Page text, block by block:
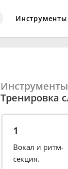
Инструменты
Инструменты
Тренировка
1
Вокал и ритм-
секция.